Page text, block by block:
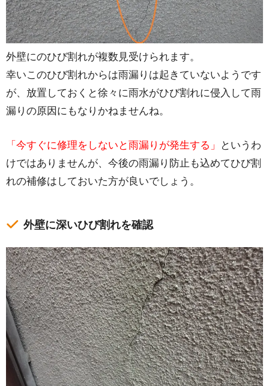
外壁にのひび割れが複数見受けられます。
幸いこのひび割れからは雨漏りは起きていないようです
が、放置しておくと徐々に雨水がひび割れに侵入して雨
漏りの原因にもなりかねませんね。
「今すぐに修理をしないと雨漏りが発生する」
というわ
けではありませんが、今後の雨漏り防止も込めてひび割
れの補修はしておいた方が良いでしょう。
外壁に深いひび割れを確認